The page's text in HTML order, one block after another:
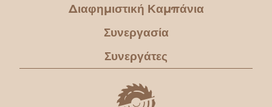
Διαφημιστική Καμπάνια
Συνεργασία
Συνεργάτες